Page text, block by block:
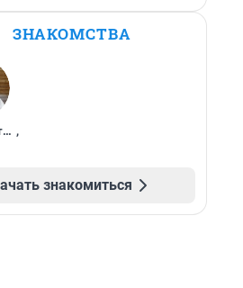
ЗНАКОМСТВА
Изобретатель ,
знакомиться